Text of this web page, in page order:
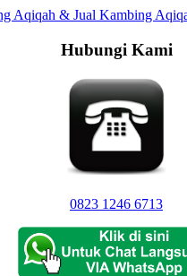
Hubungi Kami
0823 1246 6713